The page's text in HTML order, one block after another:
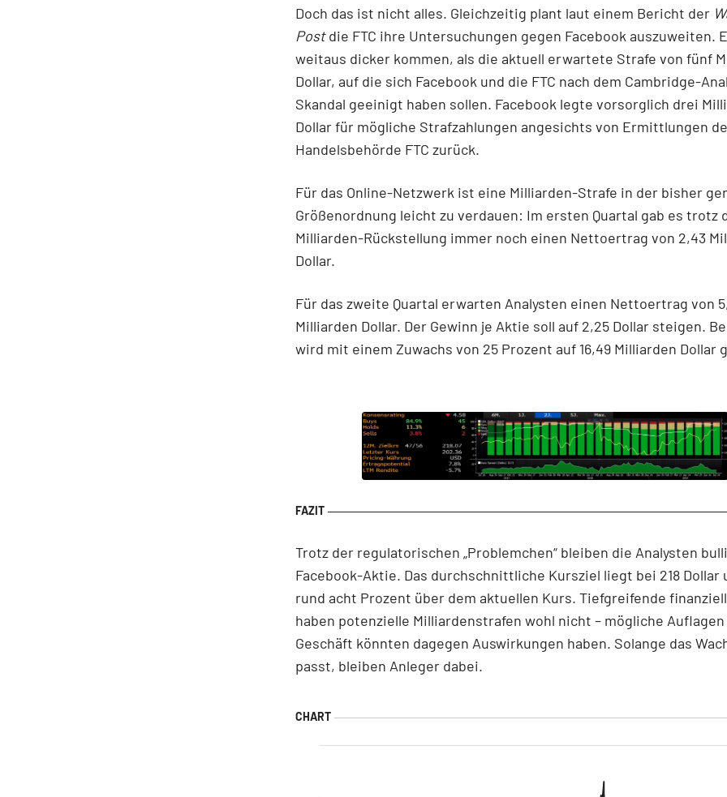
Doch das ist nicht alles. Gleichzeitig plant laut einem Bericht der
Postdie FTC ihre Untersuchungen gegen Facebook auszuweiten.
weitaus dicker kommen, als die aktuell erwartete Strafe von fünf
Dollar, auf die sich Facebook und die FTC nach dem Cambridge-
Skandal geeinigt haben sollen. Facebook legte vorsorglich drei
Dollar für mögliche Strafzahlungen angesichts von Ermittlungen
Handelsbehörde FTC zurück.
Für das Online-Netzwerk ist eine Milliarden-Strafe in der bisher
Größenordnung leicht zu verdauen: Im ersten Quartal gab es trotz
Milliarden-Rückstellung immer noch einen Nettoertrag von 2,43
Dollar.
Für das zweite Quartal erwarten Analysten einen Nettoertrag von
Milliarden Dollar. Der Gewinn je Aktie soll auf 2,25 Dollar steigen.
wird mit einem Zuwachs von 25 Prozent auf 16,49 Milliarden Dollar
Trotz der regulatorischen „Problemchen“ bleiben die Analysten
Facebook-Aktie. Das durchschnittliche Kursziel liegt bei 218 Dollar
rund acht Prozent über dem aktuellen Kurs. Tiefgreifende
haben potenzielle Milliardenstrafen wohl nicht – mögliche
Geschäft könnten dagegen Auswirkungen haben. Solange das
passt, bleiben Anleger dabei.